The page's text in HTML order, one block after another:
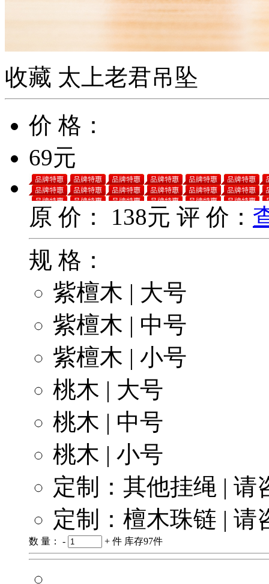
收藏 太上老君吊坠
价 格：
69元
原 价： 138元 评 价：
规 格：
紫檀木 | 大号
紫檀木 | 中号
紫檀木 | 小号
桃木 | 大号
桃木 | 中号
桃木 | 小号
定制：其他挂绳 | 请
定制：檀木珠链 | 请
数 量： - + 件 库存97件